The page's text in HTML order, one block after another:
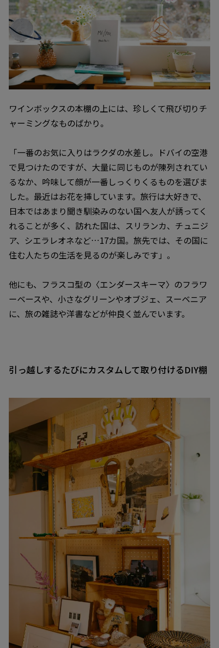
ワインボックスの本棚の上には、珍しくて飛び切りチ
ャーミングなものばかり。
「一番のお気に入りはラクダの水差し。ドバイの空港
で見つけたのですが、大量に同じものが陳列されてい
るなか、吟味して顔が一番しっくりくるものを選びま
した。最近はお花を挿しています。旅行は大好きで、
日本ではあまり聞き馴染みのない国へ友人が誘ってく
れることが多く、訪れた国は、スリランカ、チュニジ
ア、シエラレオネなど…17カ国。旅先では、その国に
住む人たちの生活を見るのが楽しみです」。
他にも、フラスコ型の〈エンダースキーマ〉のフラワ
ーベースや、小さなグリーンやオブジェ、スーベニア
に、旅の雑誌や洋書などが仲良く並んでいます。
引っ越しするたびにカスタムして取り付けるDIY棚